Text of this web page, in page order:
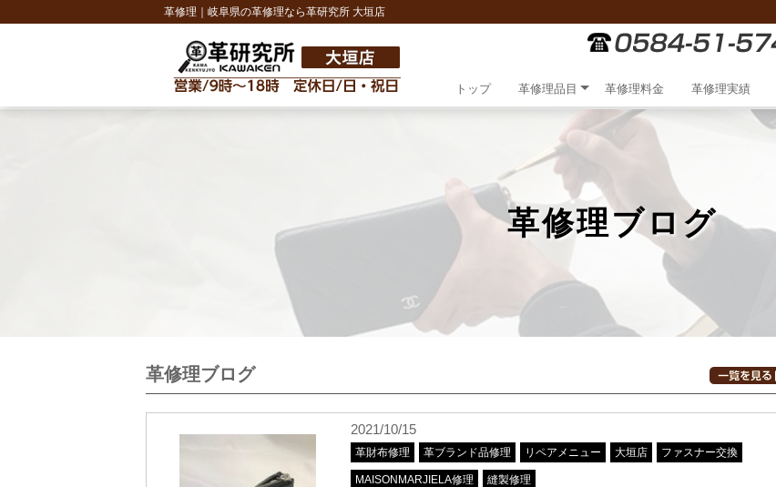
革修理｜岐阜県の革修理なら革研究所 大垣店
トップ 革修理品目 革修理料金 革修理実績
革修理ブログ
革修理ブログ
2021/10/15
革財布修理 革ブランド品修理 リペアメニュー 大垣店 ファスナー交換
MAISONMARJIELA修理 縫製修理